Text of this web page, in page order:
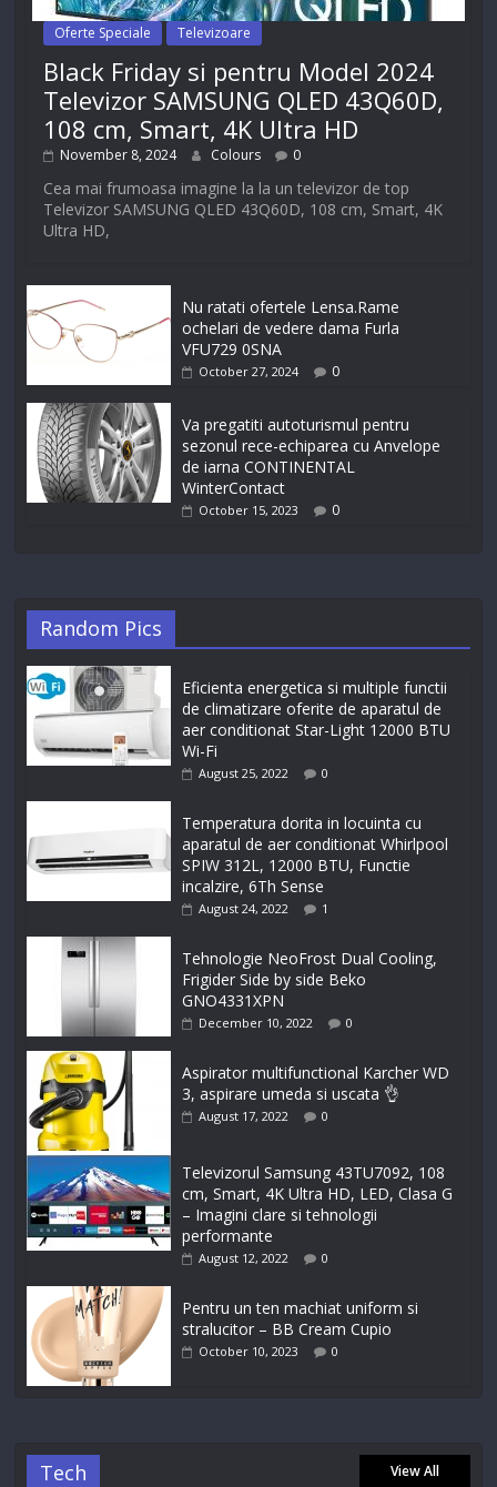
Oferte Speciale Televizoare
Black Friday si pentru Model 2024
Televizor SAMSUNG QLED 43Q60D,
108 cm, Smart, 4K Ultra HD
November 8, 2024 Colours 0
Cea mai frumoasa imagine la la un televizor de top
Televizor SAMSUNG QLED 43Q60D, 108 cm, Smart, 4K
Ultra HD,
Nu ratati ofertele Lensa.Rame
ochelari de vedere dama Furla
VFU729 0SNA
October 27, 2024 0
Va pregatiti autoturismul pentru
sezonul rece-echiparea cu Anvelope
de iarna CONTINENTAL
WinterContact
October 15, 2023 0
Random Pics
Eficienta energetica si multiple functii
de climatizare oferite de aparatul de
aer conditionat Star-Light 12000 BTU
Wi-Fi
August 25, 2022 0
Temperatura dorita in locuinta cu
aparatul de aer conditionat Whirlpool
SPIW 312L, 12000 BTU, Functie
incalzire, 6Th Sense
August 24, 2022 1
Tehnologie NeoFrost Dual Cooling,
Frigider Side by side Beko
GNO4331XPN
December 10, 2022 0
Aspirator multifunctional Karcher WD
3, aspirare umeda si uscata 👌
August 17, 2022 0
Televizorul Samsung 43TU7092, 108
cm, Smart, 4K Ultra HD, LED, Clasa G
– Imagini clare si tehnologii
performante
August 12, 2022 0
Pentru un ten machiat uniform si
stralucitor – BB Cream Cupio
October 10, 2023 0
Tech View All